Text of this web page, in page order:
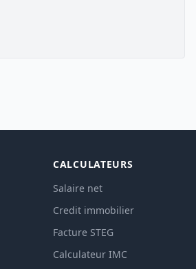
CALCULATEURS
Salaire net
Credit immobilier
Facture STEG
Calculateur IMC